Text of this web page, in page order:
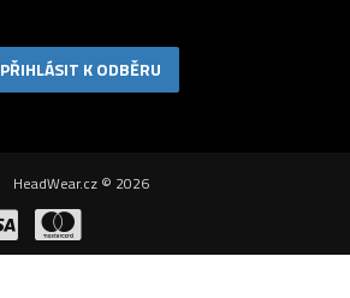
PŘIHLÁSIT K ODBĚRU
HeadWear.cz © 2026